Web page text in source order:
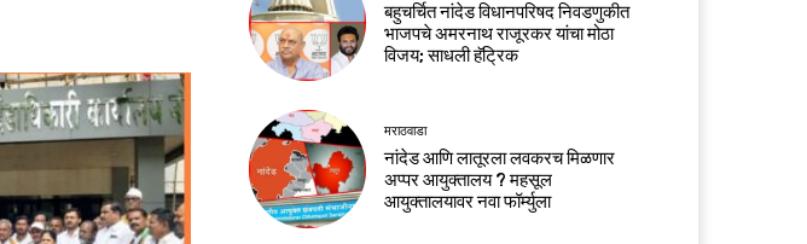
बहुचर्चित नांदेड विधानपरिषद निवडणुकीत
भाजपचे अमरनाथ राजूरकर यांचा मोठा
विजय; साधली हॅट्रिक
मराठवाडा
नांदेड आणि लातूरला लवकरच मिळणार
अप्पर आयुक्तालय ? महसूल
आयुक्तालयावर नवा फॉर्म्युला